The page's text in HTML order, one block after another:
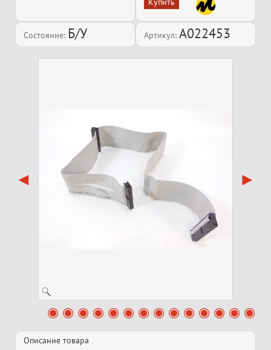
Состояние: Б/У Артикул: A022453
Описание товара